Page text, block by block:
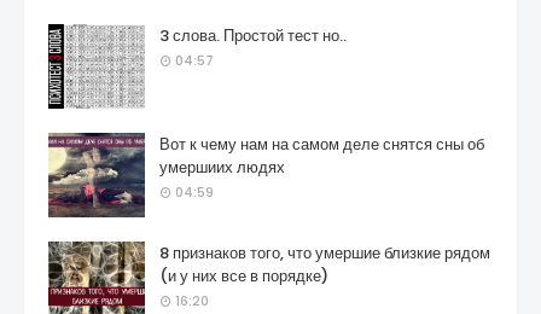
3 слова. Простой тест но..
04:57
Вот к чему нам на самом деле снятся сны об
умершиих людях
04:59
8 признаков того, что умершие близкие рядом
(и у них все в порядке)
16:20